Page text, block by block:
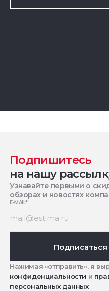
Подпишитесь
на нашу
Узнавайте первыми о
обзорах и новостях
E-MAIL*
Подписаться
Нажимая «отправить», я
конфиденциальности и
персональных данных